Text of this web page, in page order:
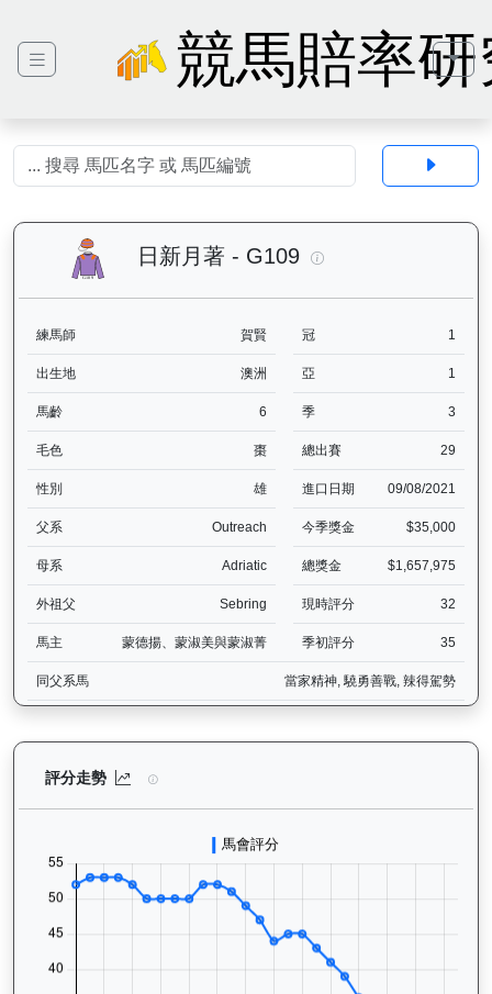
競馬賠率
日新月著 - G109
練馬師 賀賢 冠 1
出生地 澳洲 亞 1
馬齡 6 季 3
毛色 棗 總出賽 29
性別 雄 進口日期 09/08/2021
父系 Outreach 今季獎金 $35,000
母系 Adriatic 總獎金 $1,657,975
外祖父 Sebring 現時評分 32
馬主 蒙德揚、蒙淑美與蒙淑菁 季初評分 35
同父系馬 當家精神, 驍勇善戰, 辣得駕勢
評分走勢 日新月著（G109）— 評分走勢圖表：追蹤香